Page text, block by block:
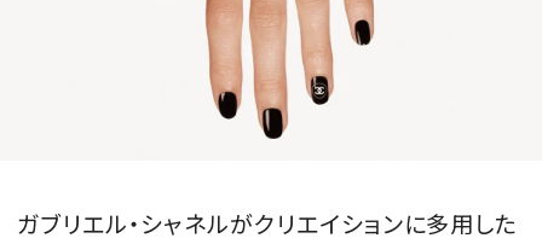
ガブリエル・シャネルがクリエイションに多用した